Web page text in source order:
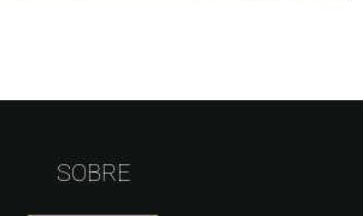
SOBRE